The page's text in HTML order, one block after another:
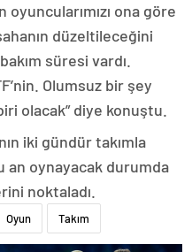
ona göre
düzeltileceğini
süresi vardı.
Olumsuz bir şey
olacak” diye konuştu.
iki gündür takımla
an oynayacak durumda
noktaladı.
Oyun Takım